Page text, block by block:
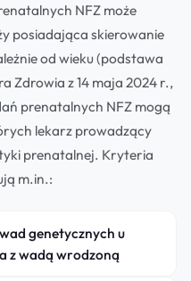
NFZ może
posiadająca skierowanie
od wieku (podstawa
Zdrowia z 14 maja 2024 r.,
prenatalnych NFZ mogą
lekarz prowadzący
prenatalnej. Kryteria
m.in.:
genetycznych u
z wadą wrodzoną